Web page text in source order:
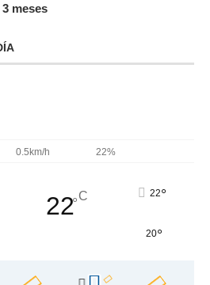
meses
0.5km/h 22%
22°C 22°
20°